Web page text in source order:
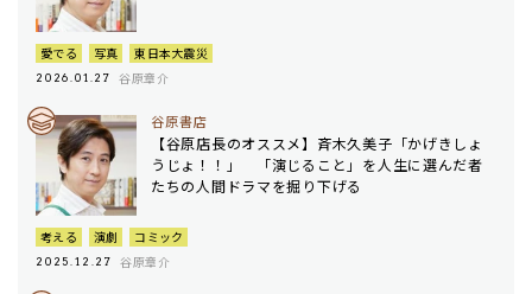
愛でる 写真 東日本大震災
2026.01.27 谷原章介
谷原書店
【谷原店長のオススメ】斉木久美子「かげきしょ
うじょ！！」 「演じること」を人生に選んだ者
たちの人間ドラマを掘り下げる
考える 演劇 コミック
2025.12.27 谷原章介